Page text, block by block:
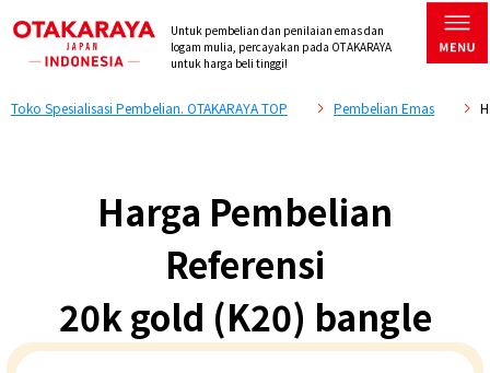
Untuk pembelian dan penilaian emas dan
logam mulia, percayakan pada OTAKARAYA
untuk harga beli tinggi!
Toko Spesialisasi Pembelian. OTAKARAYA TOP Pembelian Emas
Harga Pembelian
Referensi
20k gold (K20) bangle